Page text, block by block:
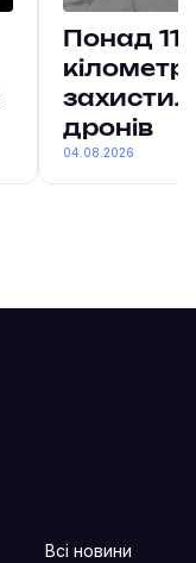
Понад
дронів
04.08.2026
Всі новини